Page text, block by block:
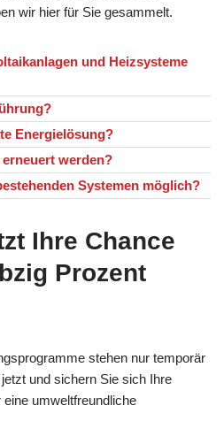
wir hier für Sie gesammelt.
und Heizsysteme
Energielösung?
werden?
Systemen möglich?
Ihre Chance
Prozent
stehen nur temporär
und sichern Sie sich Ihre
umweltfreundliche